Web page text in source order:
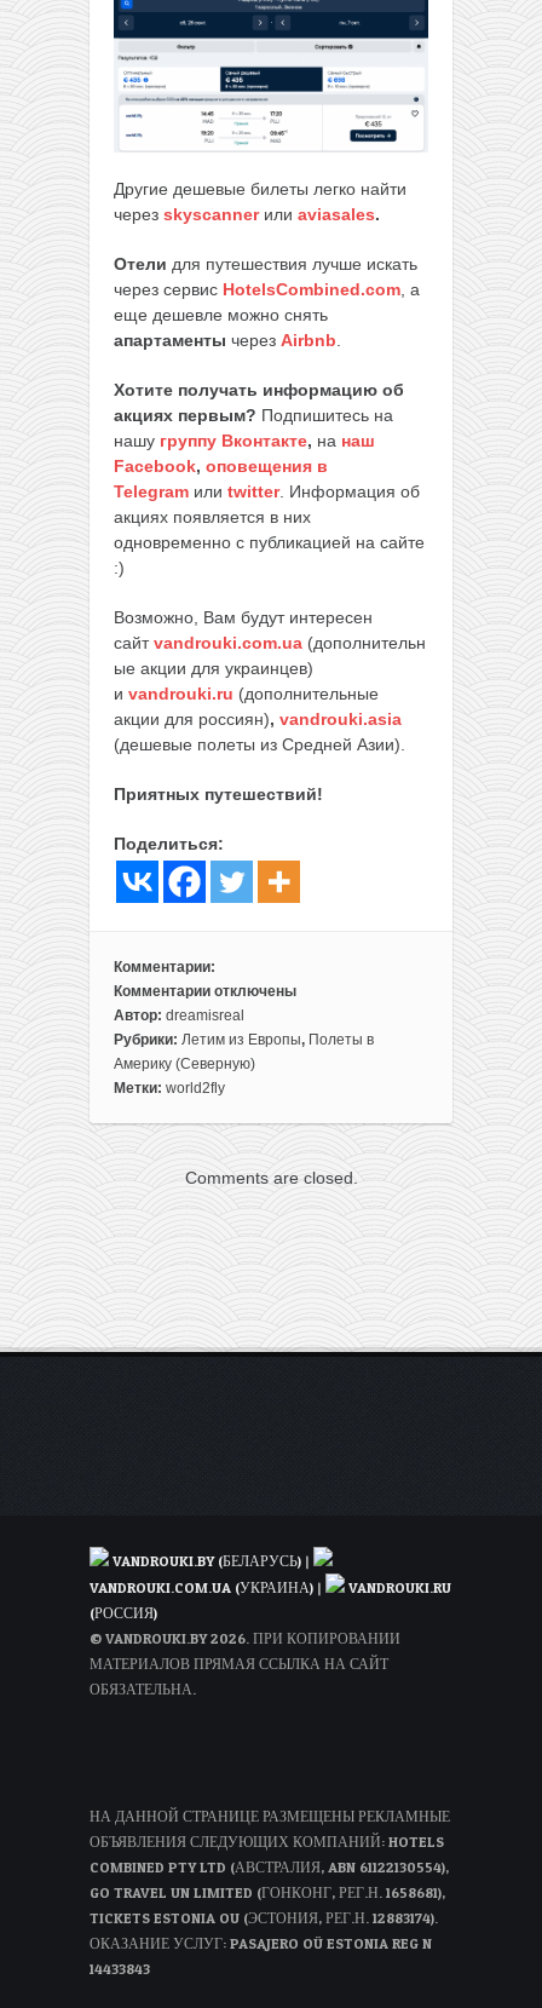
Другие дешевые билеты легко найти
через skyscanner или aviasales.
Отели для путешествия лучше искать
через сервис HotelsCombined.com , а
еще дешевле можно снять
апартаменты через Airbnb
Хотите получать информацию об
акциях первым? Подпишитесь на
нашу группу Вконтакте, на наш
Facebook, оповещения в
Telegram или twitter. Информация об
акциях появляется в них
одновременно с публикацией на сайте
:)
Возможно, Вам будут интересен
сайтvandrouki.com.ua (дополнительн
ые акции для украинцев)
и vandrouki.ru (дополнительные
акции для россиян), vandrouki.asia
(дешевые полеты из Средней Азии).
Приятных путешествий!
Поделиться:
Комментарии:
Комментарии
к
записи
Прямые
рейсы
Доминикану
за
435€
туда-
обратно
отключены
Автор: dreamisreal
Рубрики: Летим из Европы, Полеты в
Америку (Северную)
Метки: world2fly
Comments are closed.
VANDROUKI.BY (БЕЛАРУСЬ) |
VANDROUKI.COM.UA (УКРАИНА) |
VANDROUKI.RU
(РОССИЯ)
© VANDROUKI.BY 2026. ПРИ КОПИРОВАНИИ
МАТЕРИАЛОВ ПРЯМАЯ ССЫЛКА НА САЙТ
ОБЯЗАТЕЛЬНА.
НА ДАННОЙ СТРАНИЦЕ РАЗМЕЩЕНЫ РЕКЛАМНЫЕ
ОБЪЯВЛЕНИЯ СЛЕДУЮЩИХ КОМПАНИЙ: HOTELS
COMBINED PTY LTD (АВСТРАЛИЯ, ABN 61122130554),
GO TRAVEL UN LIMITED (ГОНКОНГ, РЕГ.Н. 1658681),
TICKETS ESTONIA OU (ЭСТОНИЯ, РЕГ.Н. 12883174).
ОКАЗАНИЕ УСЛУГ: PASAJERO OÜ ESTONIA REG N
14433843